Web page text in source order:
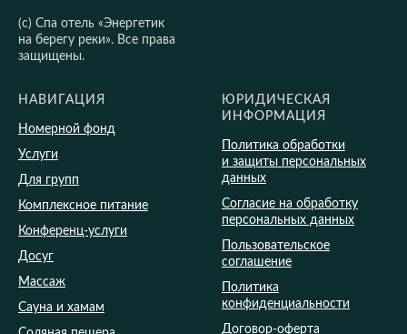
(c) Спа отель «Энергетик
на берегу реки». Все права
защищены.
НАВИГАЦИЯ
Номерной фонд
Услуги
Для групп
Комплексное питание
Конференц-услуги
Досуг
Массаж
Сауна и хамам
ЮРИДИЧЕСКАЯ
ИНФОРМАЦИЯ
Политика обработки
и защиты персональных
данных
Согласие на обработку
персональных данных
Пользовательское
соглашение
Политика
конфиденциальности
Договор-оферта